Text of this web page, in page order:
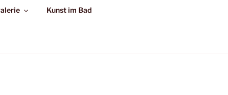
Kunst im Bad